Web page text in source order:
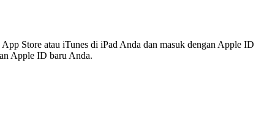
Store atau iTunes di iPad Anda dan masuk dengan Apple ID
Apple ID baru Anda.